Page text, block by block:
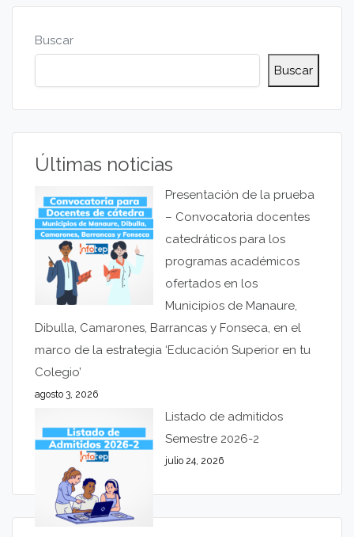
Buscar
Buscar
Últimas noticias
Presentación de la prueba
– Convocatoria docentes
catedráticos para los
programas académicos
ofertados en los
Municipios de Manaure,
Dibulla, Camarones, Barrancas y Fonseca, en el
marco de la estrategia ‘Educación Superior en tu
Colegio’
agosto 3, 2026
Listado de admitidos
Semestre 2026-2
julio 24, 2026